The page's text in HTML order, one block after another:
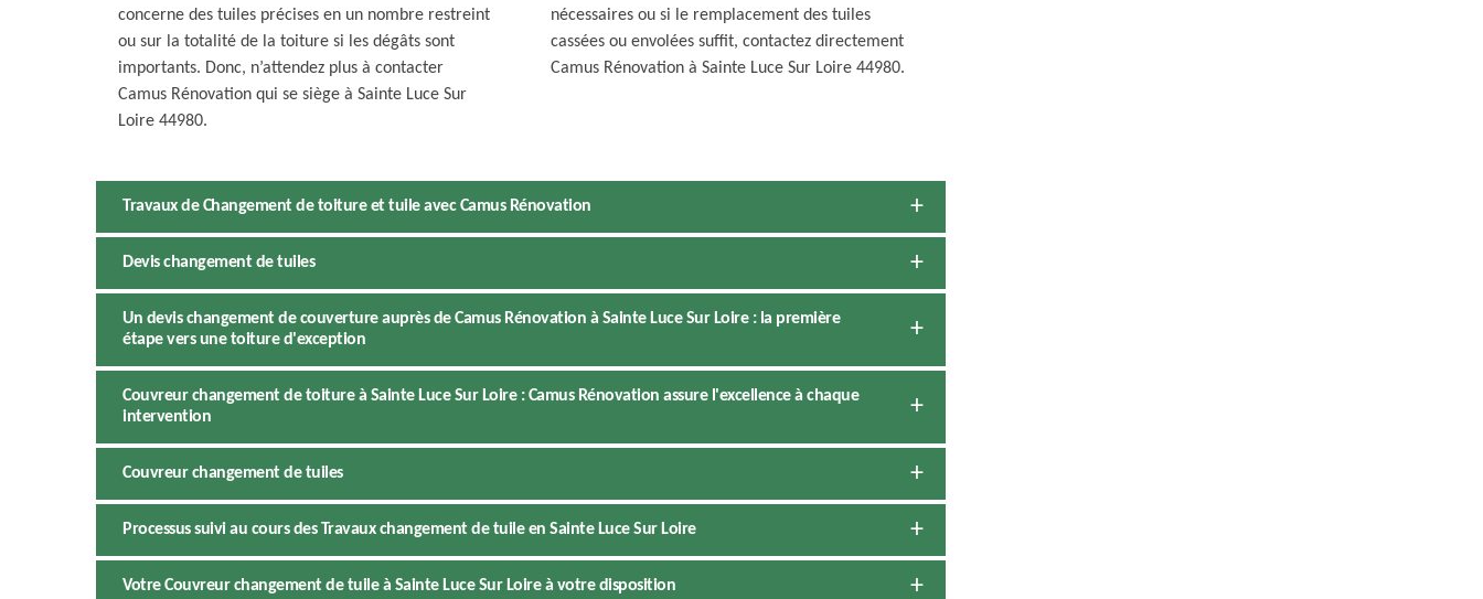
concerne des tuiles précises en un nombre restreint
ou sur la totalité de la toiture si les dégâts sont
importants. Donc, n’attendez plus à contacter
Camus Rénovation qui se siège à Sainte Luce Sur
Loire 44980.
nécessaires ou si le remplacement des tuiles
cassées ou envolées suffit, contactez directement
Camus Rénovation à Sainte Luce Sur Loire 44980.
Travaux de Changement de toiture et tuile avec Camus Rénovation
Devis changement de tuiles
Un devis changement de couverture auprès de Camus Rénovation à Sainte Luce Sur Loire : la première
étape vers une toiture d'exception
Couvreur changement de toiture à Sainte Luce Sur Loire : Camus Rénovation assure l'excellence à chaque
intervention
Couvreur changement de tuiles
Processus suivi au cours des Travaux changement de tuile en Sainte Luce Sur Loire
Votre Couvreur changement de tuile à Sainte Luce Sur Loire à votre disposition